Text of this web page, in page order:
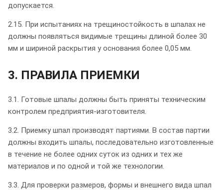
допускается.
2.15. При испытаниях на трещиностойкость в шпалах не
должны появляться видимые трещины длиной более 30
мм и шириной раскрытия у основания более 0,05 мм.
3. ПРАВИЛА ПРИЕМКИ
3.1. Готовые шпалы должны быть приняты техническим
контролем предприятия-изготовителя.
3.2. Приемку шпал производят партиями. В состав партии
должны входить шпалы, последовательно изготовленные
в течение не более одних суток из одних и тех же
материалов и по одной и той же технологии.
3.3. Для проверки размеров, формы и внешнего вида шпал